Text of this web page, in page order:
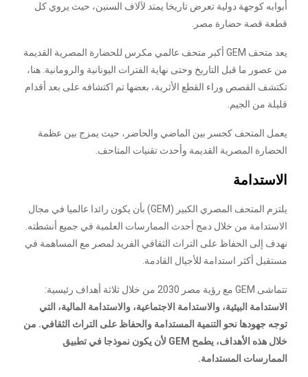
أبوابه كوجهة دولية تعرض تاريخا يمتد لآلاف السنين، حيث يروي كل
قطعة قصة حضارة مصر.
يعد متحف GEM أكبر متحف عالمي مكرس للحضارة المصرية القديمة
من عصور ما قبل التاريخ وحتى نهاية الفترات اليونانية والرومانية. هنا،
تكتشف القصص وراء القطع الأثرية، بعضها تم اكتشافه على بعد أقدام
قليلة من الجيم.
يعمل المتحف كجسر بين الماضي والحاضر، حيث يمزج بين عظمة
الحضارة المصرية القديمة وأحدث تقنيات المتاحف.
الاستدامة
يلتزم المتحف المصري الكبير (GEM) بأن يكون رائدا عالميا في مجال
الاستدامة من خلال دمج أحدث الممارسات العلمية في جميع أنشطته.
نهدف إلى الحفاظ على التراث الثقافي الفريد لمصر مع المساهمة في
مستقبل أكثر استدامة للأجيال القادمة.
تتماشى GEM مع رؤية مصر 2030 من خلال ثلاثة أهداف رئيسية:
الاستدامة البيئية، والاستدامة الاجتماعية، والاستدامة المالية، التي
توجه جهودها نحو التنمية المستدامة والحفاظ على التراث الثقافي. من
خلال هذه الأهداف، يطمح GEM لأن يكون نموذجا في تطبيق
الممارسات المستدامة.